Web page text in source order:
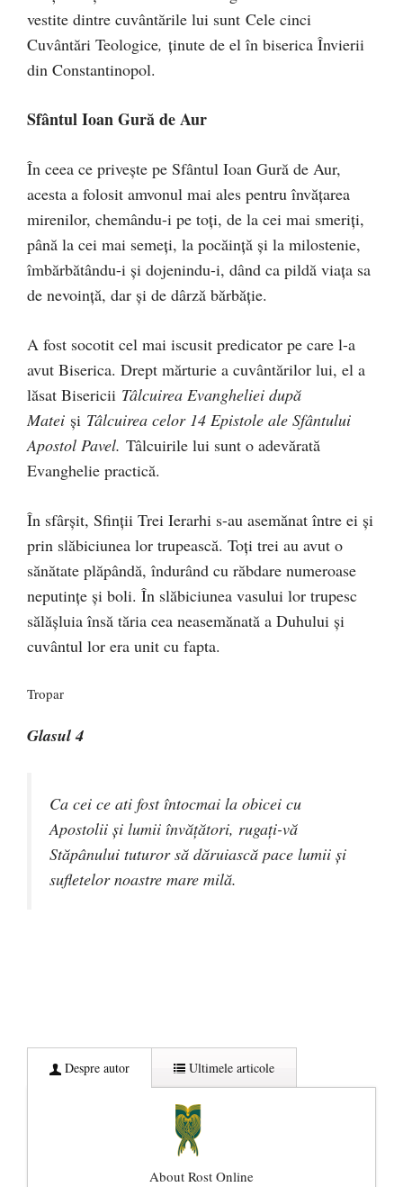
vestite dintre cuvântările lui sunt Cele cinci
Cuvântări Teologice, ţinute de el în biserica Învierii
din Constantinopol.
Sfântul Ioan Gură de Aur
În ceea ce priveşte pe Sfântul Ioan Gură de Aur,
acesta a folosit amvonul mai ales pentru învăţarea
mirenilor, chemându-i pe toţi, de la cei mai smeriţi,
până la cei mai semeţi, la pocăinţă şi la milostenie,
îmbărbătându-i şi dojenindu-i, dând ca pildă viaţa sa
de nevoinţă, dar şi de dârză bărbăţie.
A fost socotit cel mai iscusit predicator pe care l-a
avut Biserica. Drept mărturie a cuvântărilor lui, el a
lăsat Bisericii Tâlcuirea Evangheliei după
Matei şi Tâlcuirea celor 14 Epistole ale Sfântului
Apostol Pavel. Tâlcuirile lui sunt o adevărată
Evanghelie practică.
În sfârşit, Sfinţii Trei Ierarhi s-au asemănat între ei şi
prin slăbiciunea lor trupească. Toţi trei au avut o
sănătate plăpândă, îndurând cu răbdare numeroase
neputinţe şi boli. În slăbiciunea vasului lor trupesc
sălăşluia însă tăria cea neasemănată a Duhului şi
cuvântul lor era unit cu fapta.
Tropar
Glasul 4
Ca cei ce ati fost întocmai la obicei cu
Apostolii şi lumii învăţători, rugaţi-vă
Stăpânului tuturor să dăruiască pace lumii şi
sufletelor noastre mare milă.
Despre autor Ultimele articole
About Rost Online